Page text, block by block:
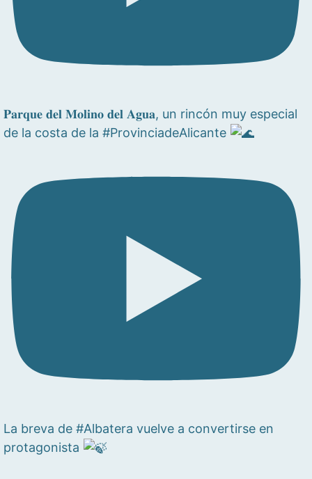
𝐏𝐚𝐫𝐪𝐮𝐞 𝐝𝐞𝐥 𝐌𝐨𝐥𝐢𝐧𝐨 𝐝𝐞𝐥 𝐀𝐠𝐮𝐚, un rincón muy especial
de la costa de la #ProvinciadeAlicante
La breva de #Albatera vuelve a convertirse en
protagonista